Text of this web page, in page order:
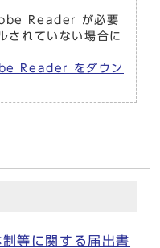
Reader が必要
されていない場合に
Reader をダウン
等に関する届出書